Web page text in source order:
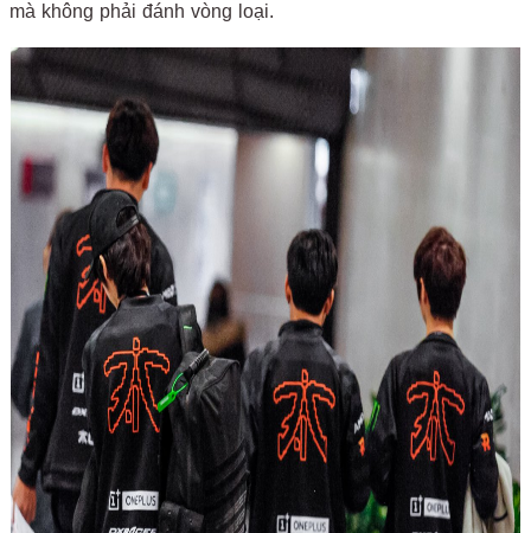
mà không phải đánh vòng loại.